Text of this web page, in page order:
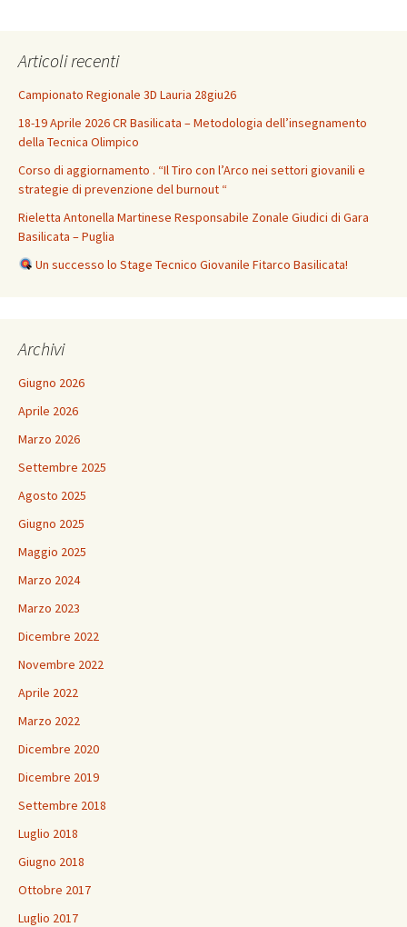
Articoli recenti
Campionato Regionale 3D Lauria 28giu26
18-19 Aprile 2026 CR Basilicata – Metodologia dell’insegnamento
della Tecnica Olimpico
Corso di aggiornamento . “Il Tiro con l’Arco nei settori giovanili e
strategie di prevenzione del burnout “
Rieletta Antonella Martinese Responsabile Zonale Giudici di Gara
Basilicata – Puglia
Un successo lo Stage Tecnico Giovanile Fitarco Basilicata!
Archivi
Giugno 2026
Aprile 2026
Marzo 2026
Settembre 2025
Agosto 2025
Giugno 2025
Maggio 2025
Marzo 2024
Marzo 2023
Dicembre 2022
Novembre 2022
Aprile 2022
Marzo 2022
Dicembre 2020
Dicembre 2019
Settembre 2018
Luglio 2018
Giugno 2018
Ottobre 2017
Luglio 2017